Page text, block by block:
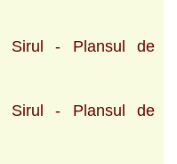
Sirul - Plansul de
Sirul - Plansul de